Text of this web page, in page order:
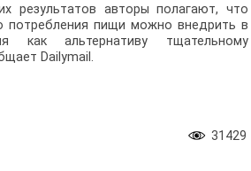
результатов авторы полагают, что
потребления пищи можно внедрить в
как альтернативу тщательному
Dailymail.
31429